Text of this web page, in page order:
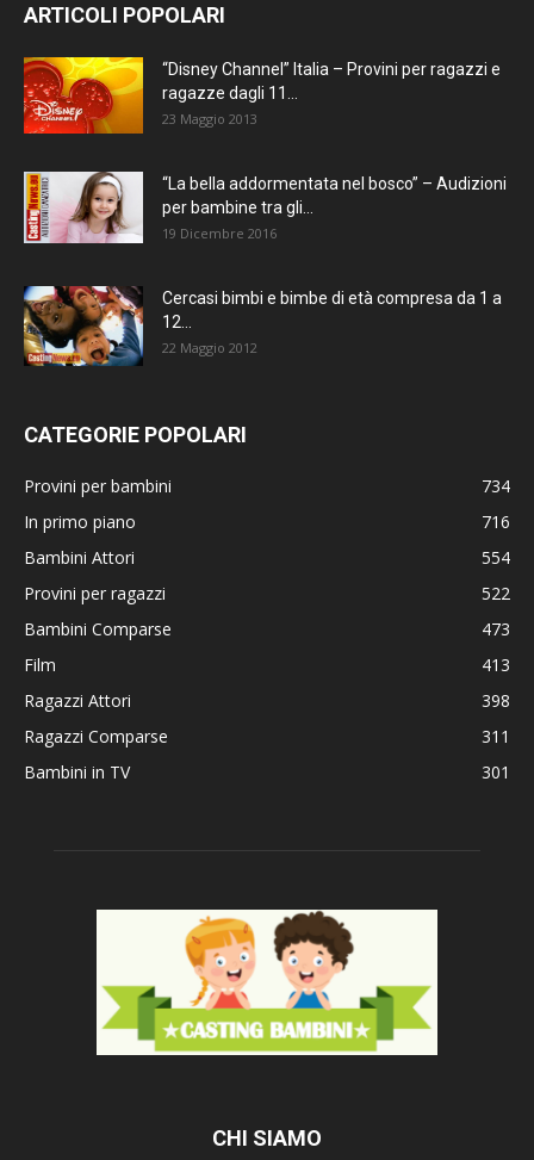
ARTICOLI POPOLARI
“Disney Channel” Italia – Provini per ragazzi e
ragazze dagli 11...
23 Maggio 2013
“La bella addormentata nel bosco” – Audizioni
per bambine tra gli...
19 Dicembre 2016
Cercasi bimbi e bimbe di età compresa da 1 a
12...
22 Maggio 2012
CATEGORIE POPOLARI
Provini per bambini
734
In primo piano
716
Bambini Attori
554
Provini per ragazzi
522
Bambini Comparse
473
Film
413
Ragazzi Attori
398
Ragazzi Comparse
311
Bambini in TV
301
CHI SIAMO